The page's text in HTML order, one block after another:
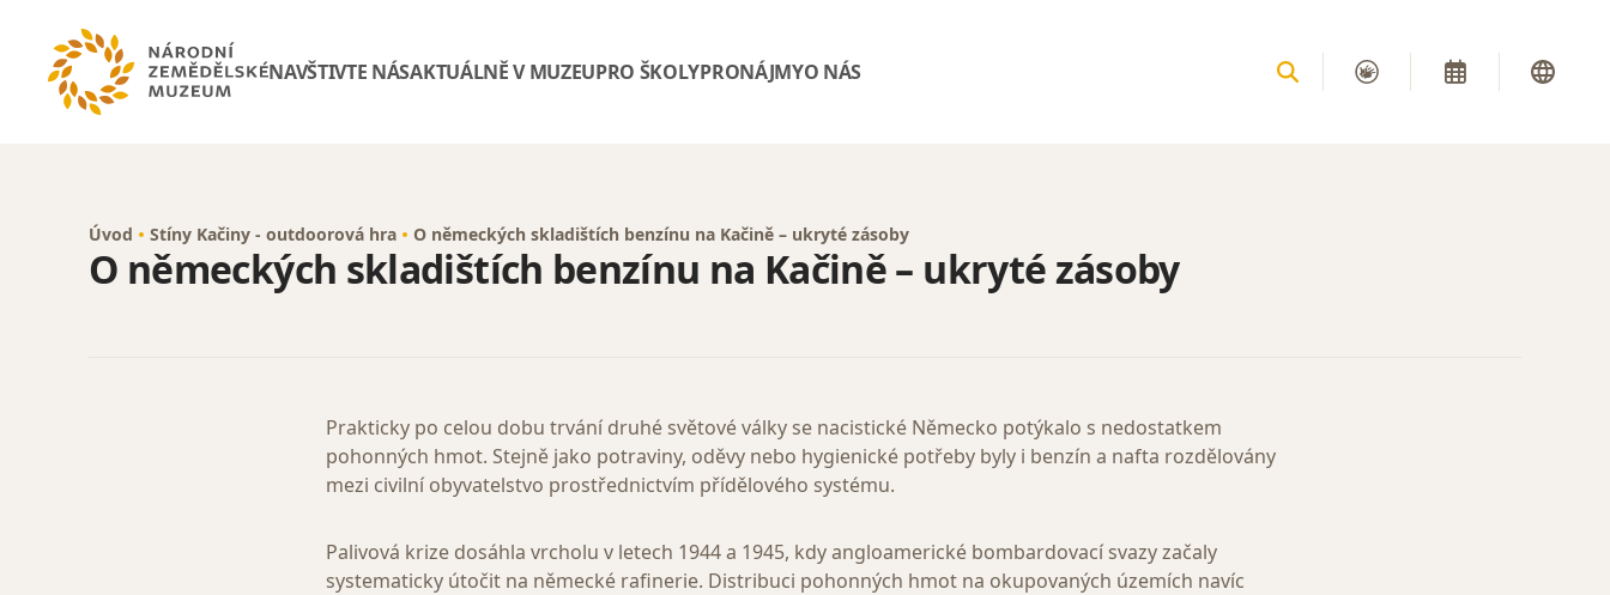
NAVŠTIVTE NÁSAKTUÁLNĚ V MUZEUPRO ŠKOLYPRONÁJMYO NÁS
Úvod Stíny Kačiny - outdoorová hra O německých skladištích benzínu na Kačině – ukryté zásoby
O německých skladištích benzínu na Kačině – ukryté zásoby
Prakticky po celou dobu trvání druhé světové války se nacistické Německo potýkalo s nedostatkem
pohonných hmot. Stejně jako potraviny, oděvy nebo hygienické potřeby byly i benzín a nafta rozdělovány
mezi civilní obyvatelstvo prostřednictvím přídělového systému.
Palivová krize dosáhla vrcholu v letech 1944 a 1945, kdy angloamerické bombardovací svazy začaly
systematicky útočit na německé rafinerie. Distribuci pohonných hmot na okupovaných územích navíc